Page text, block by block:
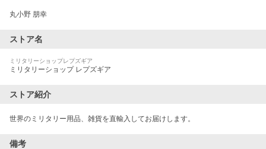
丸小野 朋幸
ストア名
ミリタリーショップレプズギア
ミリタリーショップ レプズギア
ストア紹介
世界のミリタリー用品、雑貨を直輸入してお届けします。
備考